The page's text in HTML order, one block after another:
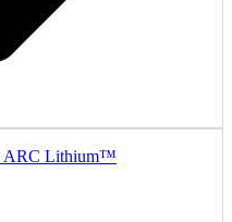
ARC Lithium™